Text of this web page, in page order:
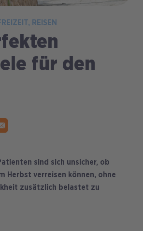
REISEN
für den
sind sich unsicher, ob
Herbst verreisen können, ohne
zusätzlich belastet zu